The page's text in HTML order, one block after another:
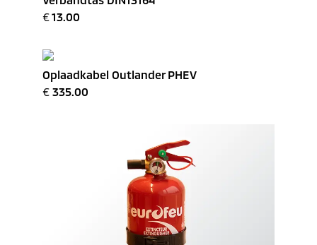
€13.00
Oplaadkabel Outlander PHEV
€ 335.00